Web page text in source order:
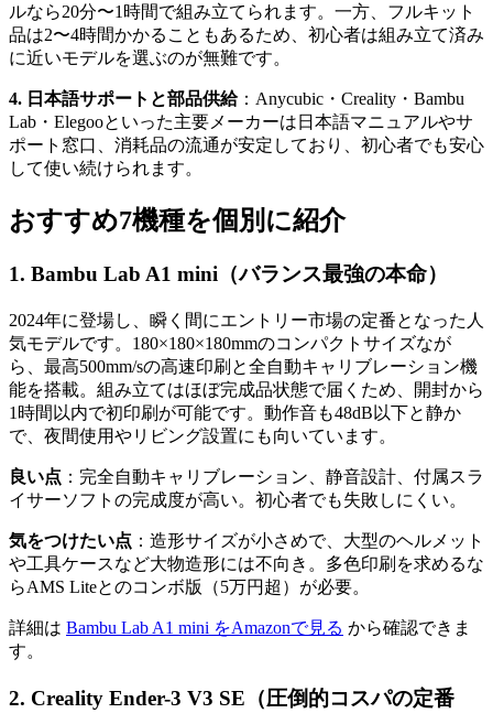
ルなら20分〜1時間で組み立てられます。一方、フルキット
品は2〜4時間かかることもあるため、初心者は組み立て済み
に近いモデルを選ぶのが無難です。
4. 日本語サポートと部品供給：Anycubic・Creality・Bambu
Lab・Elegooといった主要メーカーは日本語マニュアルやサ
ポート窓口、消耗品の流通が安定しており、初心者でも安心
して使い続けられます。
おすすめ7機種を個別に紹介
1. Bambu Lab A1 mini（バランス最強の本命）
2024年に登場し、瞬く間にエントリー市場の定番となった人
気モデルです。180×180×180mmのコンパクトサイズなが
ら、最高500mm/sの高速印刷と全自動キャリブレーション機
能を搭載。組み立てはほぼ完成品状態で届くため、開封から
1時間以内で初印刷が可能です。動作音も48dB以下と静か
で、夜間使用やリビング設置にも向いています。
良い点 ：完全自動キャリブレーション、静音設計、付属スラ
イサーソフトの完成度が高い。初心者でも失敗しにくい。
気をつけたい点 ：造形サイズが小さめで、大型のヘルメット
や工具ケースなど大物造形には不向き。多色印刷を求めるな
らAMS Liteとのコンボ版（5万円超）が必要。
詳細は Bambu Lab A1 mini をAmazonで見る から確認できま
す。
2. Creality Ender-3 V3 SE（圧倒的コスパの定番